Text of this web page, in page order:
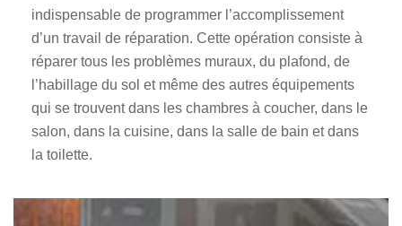
indispensable de programmer l’accomplissement
d’un travail de réparation. Cette opération consiste à
réparer tous les problèmes muraux, du plafond, de
l’habillage du sol et même des autres équipements
qui se trouvent dans les chambres à coucher, dans le
salon, dans la cuisine, dans la salle de bain et dans
la toilette.